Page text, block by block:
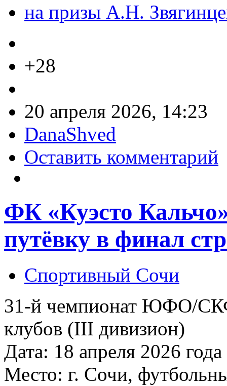
на призы А.Н.
+28
20 апреля 2026, 14:23
DanaShved
Оставить комментарий
ФК «Куэсто
путёвку в финал
Спортивный Сочи
31-й чемпионат ЮФО/
клубов (III дивизион)
Дата: 18 апреля 2026 года
Место: г. Сочи,